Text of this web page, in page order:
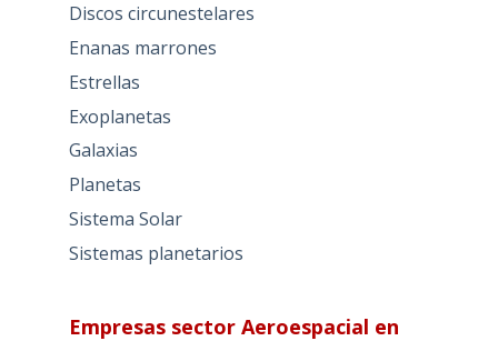
Discos circunestelares
Enanas marrones
Estrellas
Exoplanetas
Galaxias
Planetas
Sistema Solar
Sistemas planetarios
Empresas sector Aeroespacial en